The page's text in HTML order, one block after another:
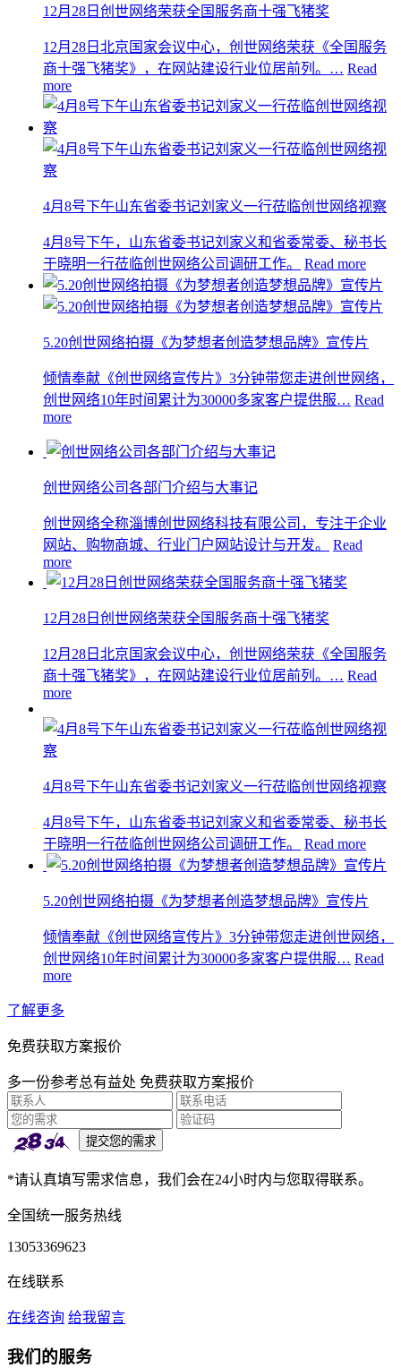
12月28日创世网络荣获全国服务商十强飞猪奖
12月28日北京国家会议中心，创世网络荣获《全国服务
商十强飞猪奖》，在网站建设行业位居前列。… Read
more
4月8号下午山东省委书记刘家义一行莅临创世网络视察
4月8号下午，山东省委书记刘家义和省委常委、秘书长
于晓明一行莅临创世网络公司调研工作。
Read more
5.20创世网络拍摄《为梦想者创造梦想品牌》宣传片
倾情奉献《创世网络宣传片》3分钟带您走进创世网络，
创世网络10年时间累计为30000多家客户提供服… Read
more
创世网络公司各部门介绍与大事记
创世网络全称淄博创世网络科技有限公司，专注于企业
网站、购物商城、行业门户网站设计与开发。
Read
more
12月28日创世网络荣获全国服务商十强飞猪奖
12月28日北京国家会议中心，创世网络荣获《全国服务
商十强飞猪奖》，在网站建设行业位居前列。… Read
more
4月8号下午山东省委书记刘家义一行莅临创世网络视察
4月8号下午，山东省委书记刘家义和省委常委、秘书长
于晓明一行莅临创世网络公司调研工作。
Read more
5.20创世网络拍摄《为梦想者创造梦想品牌》宣传片
倾情奉献《创世网络宣传片》3分钟带您走进创世网络，
创世网络10年时间累计为30000多家客户提供服… Read
more
了解更多
免费获取方案报价
多一份参考总有益处 免费获取方案报价
*请认真填写需求信息，我们会在24小时内与您取得联系。
全国统一服务热线
13053369623
在线联系
在线咨询 给我留言
我们的服务